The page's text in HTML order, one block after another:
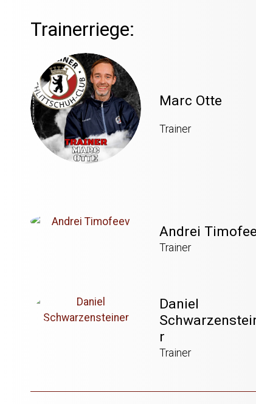
Trainerriege:
Marc Otte
Trainer
Andrei
Trainer
Daniel
r
Trainer